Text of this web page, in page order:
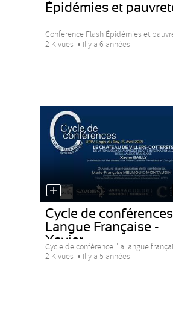
Épidémies et
Conférence Flash Épidémies et
2 K vues
Il y a 6 années
Cycle de conférences
Langue Française -
Xavier...
Cycle de conférence "la langue
2 K vues
Il y a 5 années